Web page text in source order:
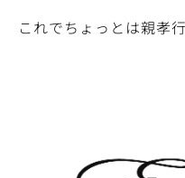
これでちょっとは親孝